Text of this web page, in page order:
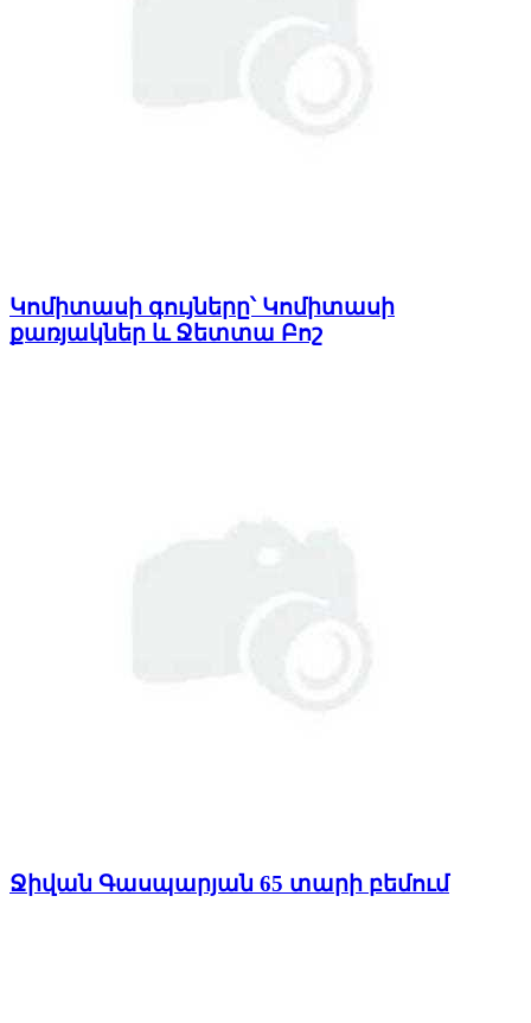
Կոմիտասի գույները՝ Կոմիտասի
քառյակներ և Ջետտա Բոշ
Ջիվան Գասպարյան 65 տարի բեմում